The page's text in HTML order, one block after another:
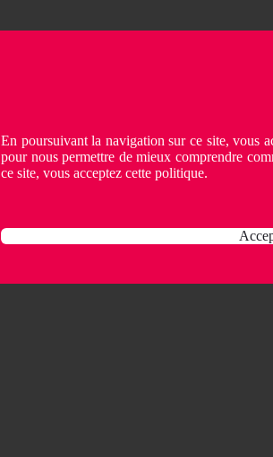
En poursuivant la navigation sur ce site, vous
pour nous permettre de mieux comprendre
ce site, vous acceptez cette politique.